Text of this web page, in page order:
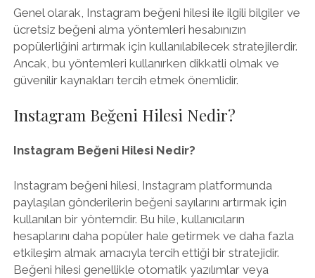
Genel olarak, Instagram beğeni hilesi ile ilgili bilgiler ve
ücretsiz beğeni alma yöntemleri hesabınızın
popülerliğini artırmak için kullanılabilecek stratejilerdir.
Ancak, bu yöntemleri kullanırken dikkatli olmak ve
güvenilir kaynakları tercih etmek önemlidir.
Instagram Beğeni Hilesi Nedir?
Instagram Beğeni Hilesi Nedir?
Instagram beğeni hilesi, Instagram platformunda
paylaşılan gönderilerin beğeni sayılarını artırmak için
kullanılan bir yöntemdir. Bu hile, kullanıcıların
hesaplarını daha popüler hale getirmek ve daha fazla
etkileşim almak amacıyla tercih ettiği bir stratejidir.
Beğeni hilesi genellikle otomatik yazılımlar veya